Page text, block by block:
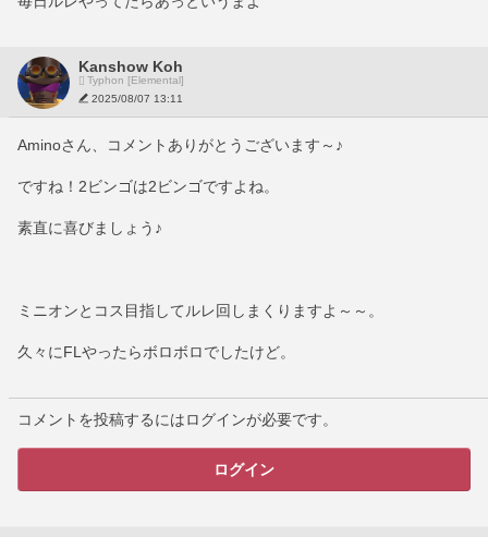
Kanshow Koh
Typhon [Elemental]
2025/08/07 13:11
Aminoさん、コメントありがとうございます～♪
ですね！2ビンゴは2ビンゴですよね。
素直に喜びましょう♪
ミニオンとコス目指してルレ回しまくりますよ～～。
久々にFLやったらボロボロでしたけど。
コメントを投稿するにはログインが必要です。
ログイン